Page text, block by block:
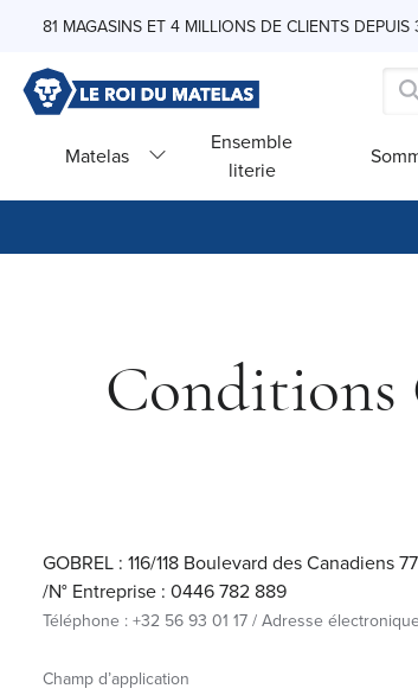
81 MAGASINS ET 4 MILLIONS DE CLIENTS
Matelas
Ensemble
literie
Conditions
GOBREL : 116/118 Boulevard des Canadiens
/N° Entreprise : 0446 782 889
Téléphone : +32 56 93 01 17 / Adresse
Champ d’application